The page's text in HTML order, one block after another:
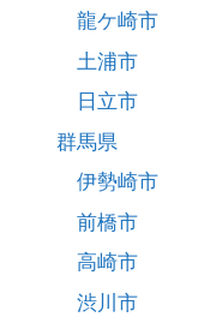
龍ケ崎市
土浦市
日立市
群馬県
伊勢崎市
前橋市
高崎市
渋川市